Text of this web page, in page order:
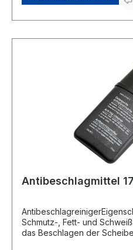
Antibeschlagmittel
AntibeschlagreinigerEigenschaften: •
Schmutz-, Fett- und
das Beschlagen der Scheiben • Ist für alle